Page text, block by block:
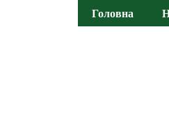
Головна